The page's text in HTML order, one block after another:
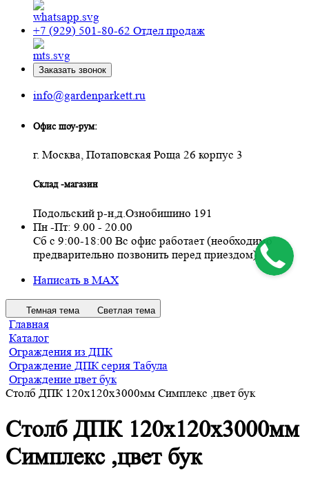
+7 (929) 501-80-62 Отдел продаж
Заказать звонок
info@gardenparkett.ru
Офис шоу-рум:
г. Москва, Потаповская Роща 26 корпус 3
Склад -магазин
Подольский р-н,д.Ознобишино 191
Пн -Пт: 9.00 - 20.00
Сб с 9:00-18:00 Вс офис работает (необходимо
предварительно позвонить перед приездом)
Написать в MAX
Темная тема Светлая тема
Главная
Каталог
Ограждения из ДПК
Ограждение ДПК серия Табула
Ограждение цвет бук
Столб ДПК 120х120х3000мм Симплекс ,цвет бук
Столб ДПК 120х120х3000мм
Симплекс ,цвет бук